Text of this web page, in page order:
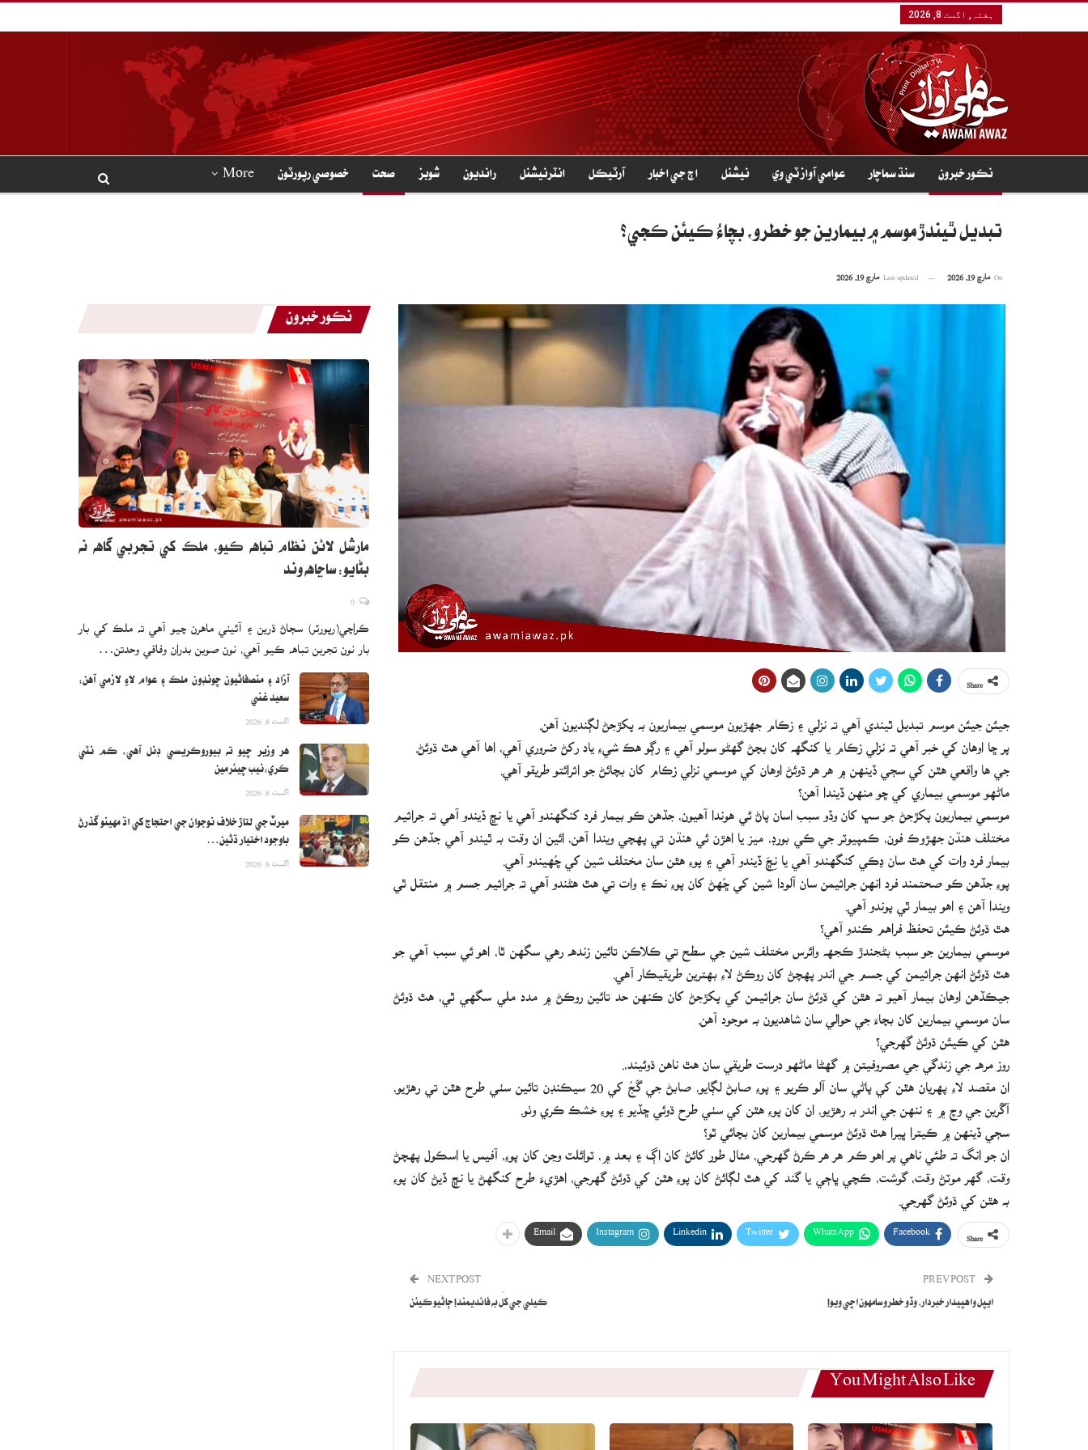
ہفتہ, اگست 8, 2026
نڪور خبرون سنڌ سماچار عوامي آواز ٽي وي نيشنل اڄ جي اخبار آرٽيڪل انٽرنيشنل رانديون شوبز صحت خصوصي رپورٽون More
تبديل ٿيندڙ موسم ۾ بيمارين جو خطرو، بچاءُ ڪيئن ڪجي؟
مارچ 19, 2026 مارچ 19, 2026
جيئن جيئن موسم تبديل ٿيندي آهي ته نزلي ۽ زڪام جهڙيون موسمي بيماريون به پکڙجڻ لڳنديون آهن.
پر ڇا اوهان کي خبر آهي ته نزلي زڪام يا کنگهه کان بچڻ گھڻو سولو آهي ۽ رڳو هڪ شيءِ ياد رکڻ ضروري آهي، اها آهي هٿ ڌوئڻ.
جي ها واقعي هٿن کي سڄي ڏينهن ۾ هر هر ڌوئڻ اوهان کي موسمي نزلي زڪام کان بچائڻ جو اثرائتو طريقو آهي.
ماڻهو موسمي بيماري کي ڇو منهن ڏيندا آهن؟
موسمي بيماريون پکڙجڻ جو سڀ کان وڏو سبب اسان پاڻ ئي هوندا آهيون، جڏهن ڪو بيمار فرد کنگھندو آهي يا نڇ ڏيندو آهي ته جراثيم
مختلف هنڌن جهڙوڪ فون، ڪمپيوٽر جي ڪي بورڊ، ميز يا اهڙن ئي هنڌن تي پهچي ويندا آهن، ائين ان وقت به ٿيندو آهي جڏهن ڪو
بيمار فرد وات کي هٿ سان ڍڪي کنگھندو آهي يا نِڇَ ڏيندو آهي ۽ پوءِ هٿن سان مختلف شين کي ڇُهيندو آهي.
پوءِ جڏهن ڪو صحتمند فرد انهن جراثيمن سان آلودا شين کي ڇُهڻ کان پوءِ نڪ ۽ وات تي هٿ هڻندو آهي ته جراثيم جسم ۾ منتقل ٿي
ويندا آهن ۽ اهو بيمار ٿي پوندو آهي.
هٿ ڌوئڻ ڪيئن تحفظ فراهم ڪندو آهي؟
موسمي بيمارين جو سبب بڻجندڙ ڪجهه وائرس مختلف شين جي سطح تي ڪلاڪن تائين زندهه رهي سگھن ٿا، اهو ئي سبب آهي جو
هٿ ڌوئڻ انهن جراثيمن کي جسم جي اندر پهچڻ کان روڪڻ لاءِ بهترين طريقيڪار آهي.
جيڪڏهن اوهان بيمار آهيو ته هٿن کي ڌوئڻ سان جراثيمن کي پکڙجڻ کان ڪنهن حد تائين روڪڻ ۾ مدد ملي سگھي ٿي، هٿ ڌوئڻ
سان موسمي بيمارين کان بچاءَ جي حوالي سان شاهديون به موجود آهن.
هٿن کي ڪيئن ڌوئڻ گھرجي؟
روز مرهه جي زندگي جي مصروفيتن ۾ گھڻا ماڻهو درست طريقي سان هٿ ناهن ڌوئيند،.
ان مقصد لاءِ پهريان هٿن کي پاڻي سان آلو ڪريو ۽ پوءِ صابڻ لڳايو، صابڻ جي گَجُ کي 20 سيڪنڊن تائين سٺي طرح هٿن تي رهڙيو،
آڱرين جي وچ ۾ ۽ ننهن جي اندر به رهڙيو، ان کان پوءِ هٿن کي سٺي طرح ڌوئي ڇڏيو ۽ پوءِ خشڪ ڪري وٺو.
سڄي ڏينهن ۾ ڪيترا ڀيرا هٿ ڌوئڻ موسمي بيمارين کان بچائي ٿو؟
ان جو انگ ته طئي ناهي پر اهو ڪم هر هر ڪرڻ گھرجي، مثال طور کائڻ کان اڳ ۽ بعد ۾، ٽوائلٽ وڃن کان پوءِ، آفيس يا اسڪول پهچڻ
وقت، گهر موٽڻ وقت، گوشت، ڪچي ڀاڄي يا گند کي هٿ لڳائڻ کان پوءِ هٿن کي ڌوئڻ گهرجي، اهڙيءَ طرح کنگھڻ يا نڇ ڏيڻ کان پوءِ
به هٿن کي ڌوئڻ گھرجي.
Facebook
WhatsApp
Twitter
Linkedin
Instagram
Email
ايپل واهپيدار خبردار، وڏو خطرو سامهون اچي ويو!
NEXT POST
ڪيلي جي کَل به فائديمند! ڄاڻيو ڪيئن
You Might Also Like
نڪور خبرون
مارشل لائن نظام تباهه ڪيو، ملڪ کي تجربي گاهه نه
بڻايو: ساڃاهه وند
ڪراچي(رپورٽر) سڄاڻ ڌرين ۽ آئيني ماهرن چيو آهي ته ملڪ کي بار
بار نون تجربن تباهه ڪيو آهي، نون صوبن بدران وفاقي وحدتن…
آزاد ۽ منصفاڻيون چونڊون ملڪ ۽ عوام لاءِ لازمي آهن:
سعيد غني
اگست 8, 2026
هر وزير چيو ته بيوروڪريسي ڊنل آهي، ڪم نٿي
ڪري:نيب چيئرمين
اگست 8, 2026
ميرٽ جي لتاڙ خلاف نوجوان جي احتجاج کي اڌ مهينو گذرڻ
باوجود اختيار ڌڻين…
اگست 8, 2026